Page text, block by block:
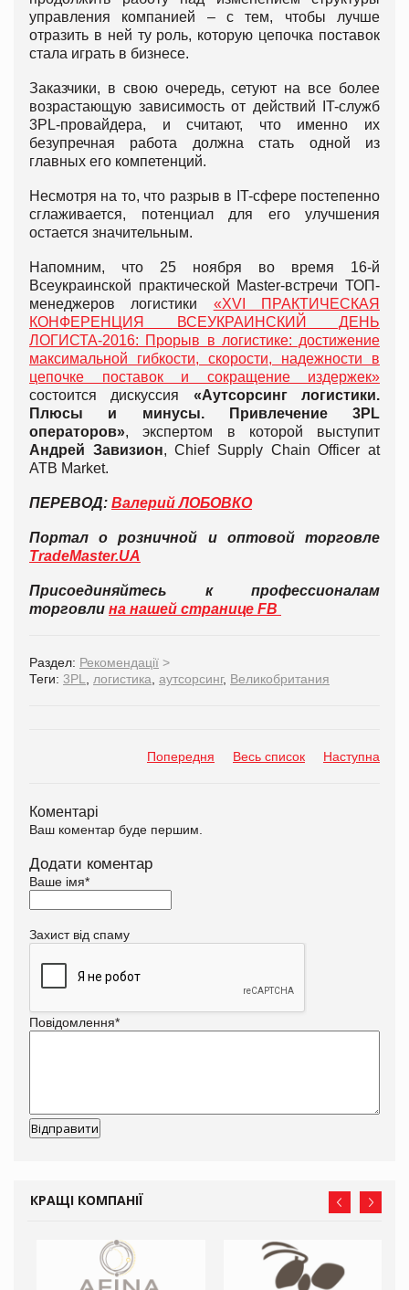
управления компанией – с тем, чтобы лучше
отразить в ней ту роль, которую цепочка поставок
стала играть в бизнесе.
Заказчики, в свою очередь, сетуют на все более
возрастающую зависимость от действий IT-служб
3PL-провайдера, и считают, что именно их
безупречная работа должна стать одной из
главных его компетенций.
Несмотря на то, что разрыв в IT-сфере постепенно
сглаживается, потенциал для его улучшения
остается значительным.
Напомним, что 25 ноября во время 16-й
Всеукраинской практической Master-встречи ТОП-
менеджеров логистики «XVI ПРАКТИЧЕСКАЯ
КОНФЕРЕНЦИЯ ВСЕУКРАИНСКИЙ ДЕНЬ
ЛОГИСТА-2016: Прорыв в логистике: достижение
максимальной гибкости, скорости, надежности в
цепочке поставок и сокращение издержек»
состоится дискуссия «Аутсорсинг логистики.
Плюсы и минусы. Привлечение 3PL
операторов», экспертом в которой выступит
Андрей Завизион, Chief Supply Chain Officer at
ATB Market.
ПЕРЕВОД: Валерий ЛОБОВКО
Портал о розничной и оптовой торговле
TradeMaster.UA
Присоединяйтесь к профессионалам
торговли на нашей странице FB
Раздел: Рекомендації >
Теги: 3PL логистика аутсорсинг, Великобритания
Попередня Весь список Наступна
Коментарі
Ваш коментар буде першим.
Додати коментар
Ваше імя*
Захист від спаму
Повідомлення*
КРАЩІ КОМПАНІЇ